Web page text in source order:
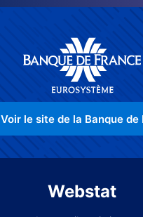
Voir le site de la Banque de
Webstat